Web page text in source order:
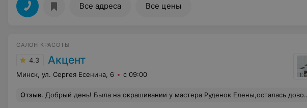
Все адреса Все цены
САЛОН КРАСОТЫ
4.3 Акцент
Минск, ул. Сергея Есенина, 6 с 09:00
Отзыв. Добрый день! Была на окрашивании у мастера Руденок Елены,осталась довольна .Елена замечательный,позитивный человек время с ней пролетает быстро, отдельное спасибо ей за работу и хорошее настроение. В целом салон отличный,приятный и вежливый администратор, улыбчивые люди прихожу не первый раз. Всем рекомендую хороший салон. Хотелось бы обратиться к руководству,не могу понять почему в дамской комнате так темно, это единственный минус, но дискомфорт большой, с трудом можно накрасить губы или воспользоваться гигиеническими средствами,большая просьба сделайте ярче свет,что бы можно было видеть свое отражение в зеркале, все-таки это не ночной клуб. Еще раз большое спасибо всем сотрудникам )